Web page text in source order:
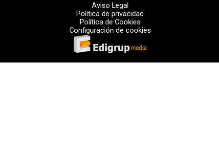
Aviso Legal
Política de privacidad
Política de Cookies
Configuración de cookies